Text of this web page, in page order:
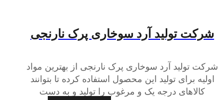
شرکت تولید آرد سوخاری پرک نارنجی
شرکت تولید آرد سوخاری پرک نارنجی از بهترین مواد
اولیه برای تولید این محصول استفاده کرده تا بتوانند
کالاهای درجه یک و مرغوب را تولید و به دست